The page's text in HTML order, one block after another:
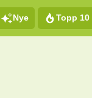
Nye Topp 10